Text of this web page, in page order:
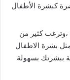
كثير من
بشرة الاطفال
ببشرتك بسهولة